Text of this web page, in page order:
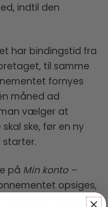
indtil den
har bindingstid fra
til samme
fornyes
måned ad
vælger at
ske, før en ny
på Min konto –
opsiges,